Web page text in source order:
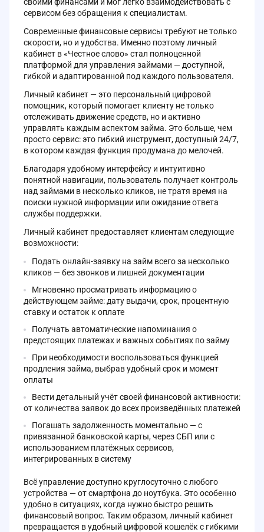
сервисом без обращения к специалистам.
Современные финансовые сервисы требуют не только
скорости, но и удобства. Именно поэтому личный
кабинет в «Честное слово» стал полноценной
платформой для управления займами — доступной,
гибкой и адаптированной под каждого пользователя.
Личный кабинет — это персональный цифровой
помощник, который помогает клиенту не только
отслеживать движение средств, но и активно
управлять каждым аспектом займа. Это больше, чем
просто сервис: это гибкий инструмент, доступный 24/7,
в котором каждая функция продумана до мелочей.
Благодаря удобному интерфейсу и интуитивно
понятной навигации, пользователь получает контроль
над займами в несколько кликов, не тратя время на
поиски нужной информации или ожидание ответа
службы поддержки.
Личный кабинет предоставляет клиентам следующие
возможности:
Подать онлайн-заявку на займ всего за несколько
кликов — без звонков и лишней документации
Мгновенно просматривать информацию о
действующем займе: дату выдачи, срок, процентную
ставку и остаток к оплате
Получать автоматические напоминания о
предстоящих платежах и важных событиях по займу
При необходимости воспользоваться функцией
продления займа, выбрав удобный срок и момент
оплаты
Вести детальный учёт своей финансовой активности:
от количества заявок до всех произведённых платежей
Погашать задолженность моментально — с
привязанной банковской карты, через СБП или с
использованием платёжных сервисов,
интегрированных в систему
Всё управление доступно круглосуточно с любого
устройства — от смартфона до ноутбука. Это особенно
удобно в ситуациях, когда нужно быстро решить
финансовый вопрос. Таким образом, личный кабинет
превращается в удобный цифровой кошелёк с гибкими